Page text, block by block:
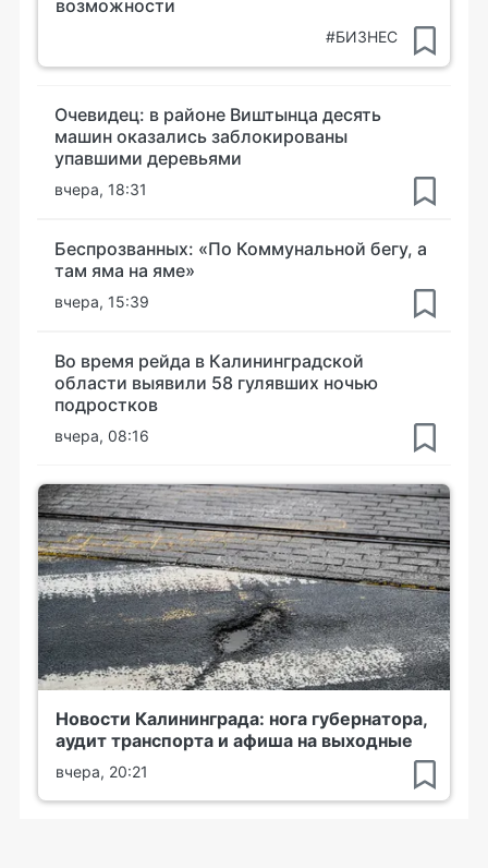
возможности
#БИЗНЕС
Очевидец: в районе Виштынца десять
машин оказались заблокированы
упавшими деревьями
вчера, 18:31
Беспрозванных: «По Коммунальной бегу, а
там яма на яме»
вчера, 15:39
Во время рейда в Калининградской
области выявили 58 гулявших ночью
подростков
вчера, 08:16
Новости Калининграда: нога губернатора,
аудит транспорта и афиша на выходные
вчера, 20:21